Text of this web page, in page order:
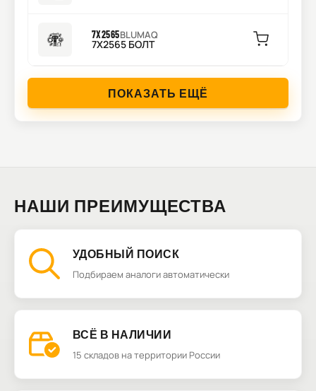
7X2565BLUMAQ
7X2565 БОЛТ
ПОКАЗАТЬ ЕЩЁ
НАШИ ПРЕИМУЩЕСТВА
УДОБНЫЙ ПОИСК
Подбираем аналоги автоматически
ВСЁ В НАЛИЧИИ
15 складов на территории России